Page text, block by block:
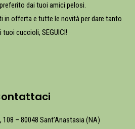
dai tuoi amici pelosi.
in offerta e tutte le novità per dare tanto
tuoi cuccioli, SEGUICI!
108 – 80048 Sant’Anastasia (NA)